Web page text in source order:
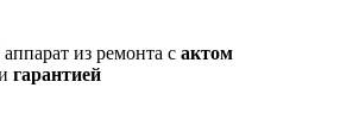
из ремонта с актом
гарантией